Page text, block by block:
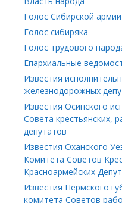
Голос Сибирской армии
Голос сибиряка
Голос трудового
Епархиальные
Известия
железнодорожных
Известия Осинского
Совета крестьянских,
депутатов
Известия Оханского
Комитета Советов
Красноармейских
Известия Пермского
комитета Советов